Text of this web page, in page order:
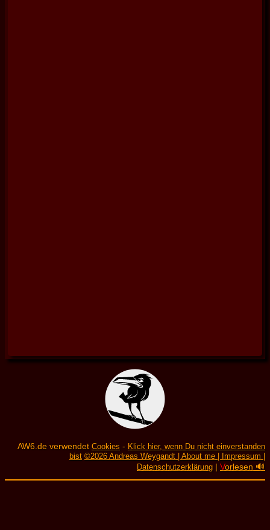
AW6.de verwendet Cookies - Klick hier, wenn Du nicht einverstanden
bist ©2026 Andreas Weygandt | About me | Impressum |
Datenschutzerklärung | Vorlesen 🔊